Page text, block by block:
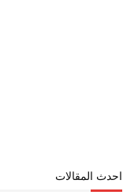
احدث المقالات